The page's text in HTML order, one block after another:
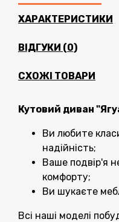
ХАРАКТЕРИСТИКИ
ВІДГУКИ (0)
СХОЖІ ТОВАРИ
Кутовий диван
Ви любите
надійність;
Ваше подвір'я
комфорту;
Ви шукаєте
Всі наші моделі